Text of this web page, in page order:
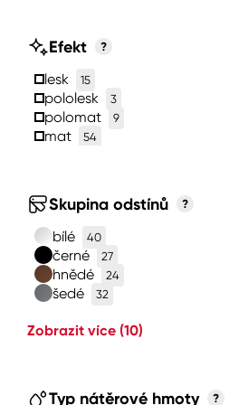
Efekt ?
lesk 15
pololesk 3
polomat 9
mat 54
Skupina odstínů ?
bílé 40
černé 27
hnědé 24
šedé 32
Zobrazit více (10)
Typ nátěrové hmoty ?